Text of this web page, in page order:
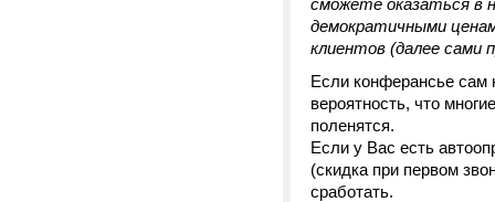
сможете оказаться в
демократичными
клиентов (далее сами
Если конферансье сам
вероятность, что
поленятся.
Если у Вас есть
(скидка при первом
сработать.